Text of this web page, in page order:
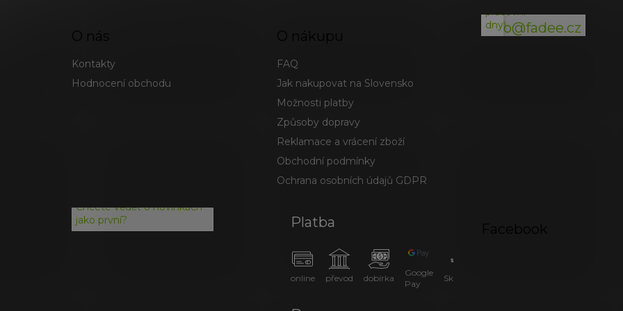
O nás
Kontakty
Hodnocení obchodu
FAQ
Jak nakupovat na Slovensko
Možnosti platby
Způsoby dopravy
Reklamace a vrácení zboží
Obchodní podmínky
Ochrana osobních údajů GDPR
info@fadee.cz
pracovní
dny)
Chcete vědět o novinkách
jako první?
Platba
online převod dobírka
Google
Pay
SkipPay